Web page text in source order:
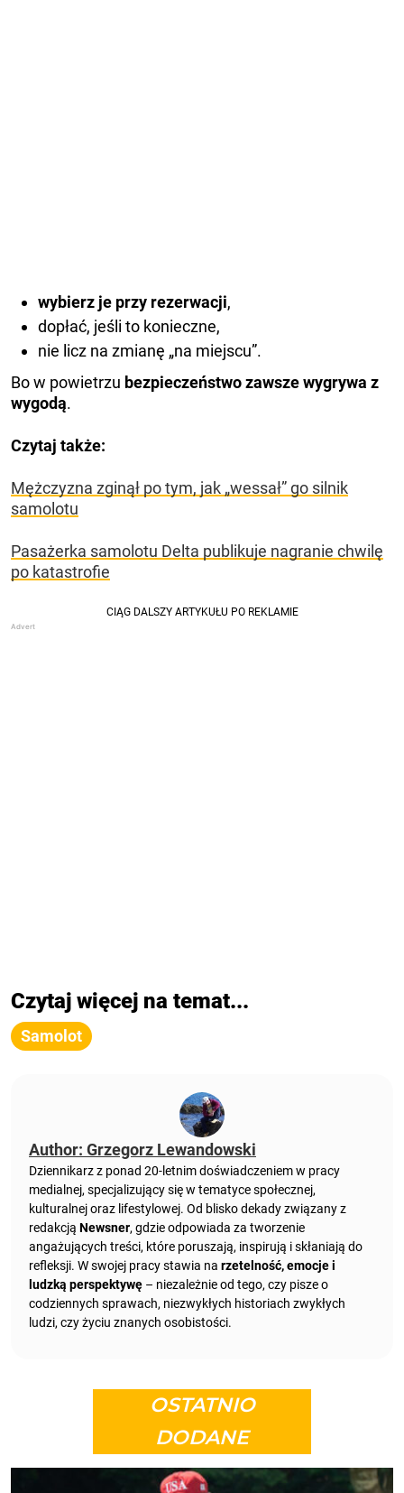
wybierz je przy rezerwacji,
dopłać, jeśli to konieczne,
nie licz na zmianę „na miejscu”.
Bo w powietrzu bezpieczeństwo zawsze wygrywa z
wygodą.
Czytaj także:
Mężczyzna zginął po tym, jak „wessał” go silnik
samolotu
Pasażerka samolotu Delta publikuje nagranie chwilę
po katastrofie
Czytaj więcej na temat...
Samolot
Author: Grzegorz Lewandowski
Dziennikarz z ponad 20-letnim doświadczeniem w pracy
medialnej, specjalizujący się w tematyce społecznej,
kulturalnej oraz lifestylowej. Od blisko dekady związany z
redakcją Newsner, gdzie odpowiada za tworzenie
angażujących treści, które poruszają, inspirują i skłaniają do
refleksji. W swojej pracy stawia na rzetelność, emocje i
ludzką perspektywę – niezależnie od tego, czy pisze o
codziennych sprawach, niezwykłych historiach zwykłych
ludzi, czy życiu znanych osobistości.
OSTATNIO
DODANE